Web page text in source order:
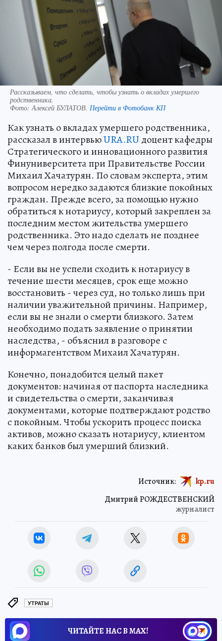
Рассказываем, что сделать, чтобы узнать о вкладах умершего
родственника.
Фото:Алексей БУЛАТОВ. Перейти в Фотобанк КП
Как узнать о вкладах умершего родственника,
рассказал в интервьюURA.RU доцент кафедры
Стратегического и инновационного развития
Финуниверситета при Правительстве России
Михаил Хачатурян. По словам эксперта, этим
вопросом нередко задаются близкие покойных
граждан. Прежде всего, за помощью нужно
обратиться к нотариусу, который закреплен за
последним местом жительства умершего
родственника. Это надо сделать не позднее
чем через полгода после смерти.
- Если вы не успели сходить к нотариусу в
течение шести месяцев, срок еще можно
восстановить - через суд, но только лишь при
наличии уважительной причины. Например,
если вы не знали о смерти близкого. Затем
необходимо подать заявление о принятии
наследства, - объяснил в разговоре с
информагентством Михаил Хачатурян.
Конечно, понадобится целый пакет
документов: начиная от паспорта наследника
и свидетельства о смерти, заканчивая
документами, которые подтверждают родство
с покойным. Чтобы ускорить процесс поиска
активов, можно сказать нотариусу, клиентом
каких банков был умерший близкий.
Дмитрий РОЖДЕСТВЕНСКИЙ
журналист
Источник: kp.ru
УТРАТЫ
ЧИТАЙТЕ НАС В МАХ!